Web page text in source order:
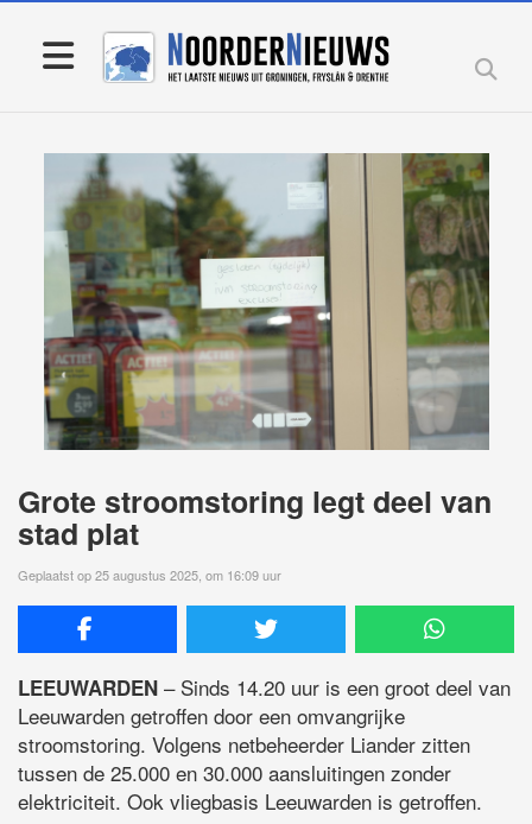
Grote stroomstoring legt deel van
stad plat
Geplaatst op 25 augustus 2025, om 16:09 uur
LEEUWARDEN – Sinds 14.20 uur is een groot deel van
Leeuwarden getroffen door een omvangrijke
stroomstoring. Volgens netbeheerder Liander zitten
tussen de 25.000 en 30.000 aansluitingen zonder
elektriciteit. Ook vliegbasis Leeuwarden is getroffen.